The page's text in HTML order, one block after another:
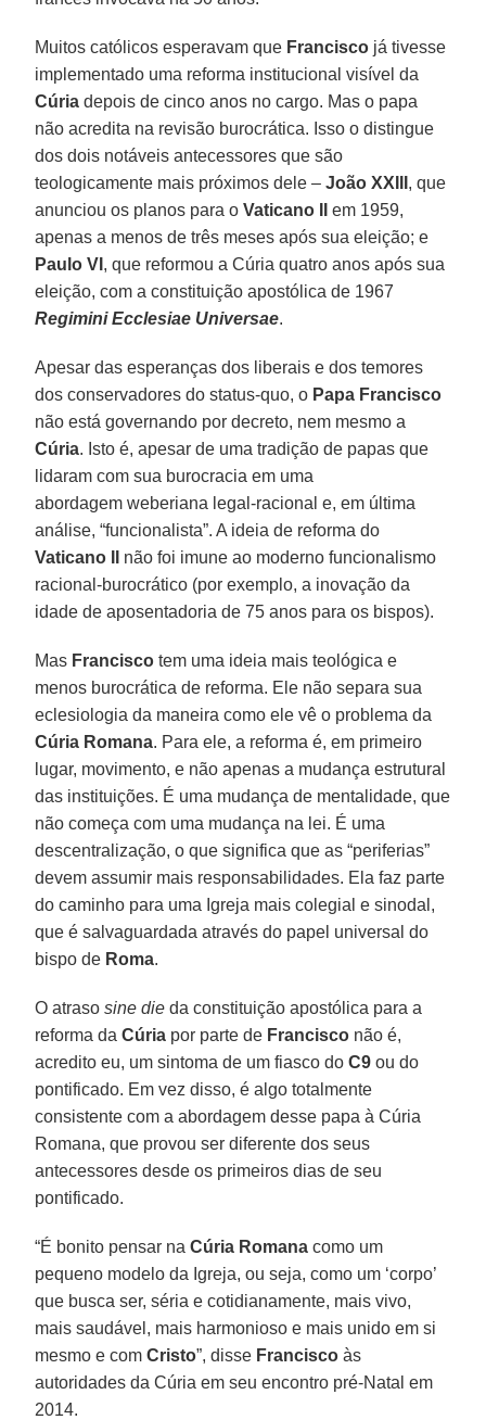
Muitos católicos esperavam que Francisco já tivesse
implementado uma reforma institucional visível da
Cúria depois de cinco anos no cargo. Mas o papa
não acredita na revisão burocrática. Isso o distingue
dos dois notáveis antecessores que são
teologicamente mais próximos dele –João XXIII , que
anunciou os planos para oVaticano II
em 1959,
apenas a menos de três meses após sua eleição; e
Paulo VI , que reformou a Cúria quatro anos após sua
eleição, com a constituição apostólica de 1967
Regimini Ecclesiae Universae.
Apesar das esperanças dos liberais e dos temores
dos conservadores do status-quo, o Papa Francisco
não está governando por decreto, nem mesmo a
Cúria. Isto é, apesar de uma tradição de papas que
lidaram com sua burocracia em uma
abordagem weberiana legal-racional e, em última
análise, “funcionalista”. A ideia de reforma do
Vaticano II
não foi imune ao moderno funcionalismo
racional-burocrático (por exemplo, a inovação da
idade de aposentadoria de 75 anos para os bispos).
Mas Francisco tem uma ideia mais teológica e
menos burocrática de reforma. Ele não separa sua
eclesiologia da maneira como ele vê o problema da
Cúria Romana. Para ele, a reforma é, em primeiro
lugar, movimento, e não apenas a mudança estrutural
das instituições. É uma mudança de mentalidade, que
não começa com uma mudança na lei. É uma
descentralização, o que significa que as “periferias”
devem assumir mais responsabilidades. Ela faz parte
do caminho para uma Igreja mais colegial e sinodal,
que é salvaguardada através do papel universal do
bispo de Roma.
O atrasosine die da constituição apostólica para a
reforma daCúria por parte de Francisco não é,
acredito eu, um sintoma de um fiasco doC9 ou do
pontificado. Em vez disso, é algo totalmente
consistente com a abordagem desse papa à Cúria
Romana, que provou ser diferente dos seus
antecessores desde os primeiros dias de seu
pontificado.
“É bonito pensar naCúria Romana como um
pequeno modelo da Igreja, ou seja, como um ‘corpo’
que busca ser, séria e cotidianamente, mais vivo,
mais saudável, mais harmonioso e mais unido em si
mesmo e comCristo”, disse Francisco às
autoridades da Cúria em seu encontro pré-Natal em
2014.